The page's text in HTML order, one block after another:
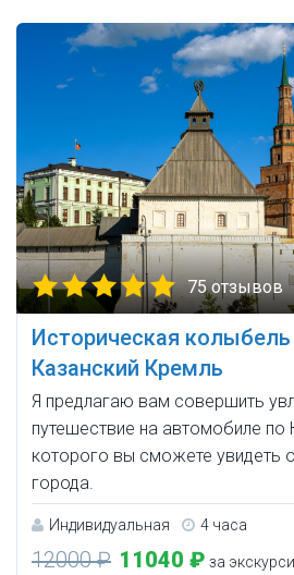
75 отзывов
Историческая
Казанский Кремль
Я предлагаю вам совершить
путешествие на автомобиле по
которого вы сможете увидеть
города.
Индивидуальная 4 часа
12000 ₽ 11040 ₽ за